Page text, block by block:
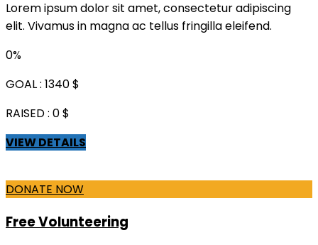
Lorem ipsum dolor sit amet, consectetur adipiscing
elit. Vivamus in magna ac tellus fringilla eleifend.
0%
GOAL : 1340 $
RAISED : 0 $
VIEW DETAILS
DONATE NOW
Free Volunteering